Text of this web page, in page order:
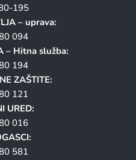
195
– uprava:
094
– Hitna služba:
194
ZAŠTITE:
121
URED:
016
581